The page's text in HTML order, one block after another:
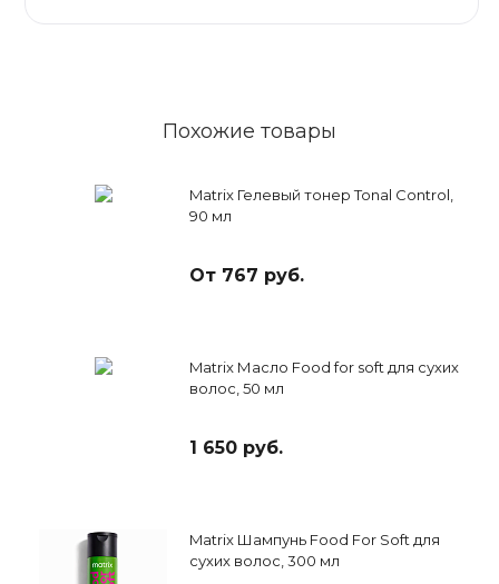
Похожие товары
Matrix Гелевый тонер Tonal Control,
90 мл
От 767 руб.
Matrix Масло Food for soft для сухих
волос, 50 мл
1 650 руб.
Matrix Шампунь Food For Soft для
сухих волос, 300 мл